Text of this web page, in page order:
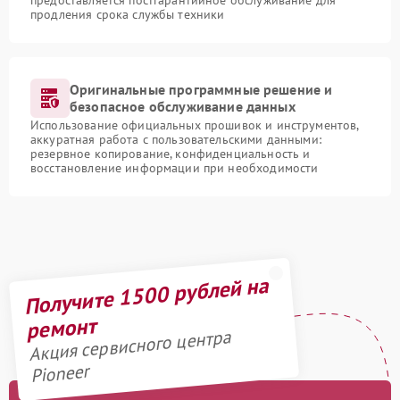
продления срока службы техники
Оригинальные программные решение и
безопасное обслуживание данных
Использование официальных прошивок и инструментов,
аккуратная работа с пользовательскими данными:
резервное копирование, конфиденциальность и
восстановление информации при необходимости
Получите 1500 рублей на
ремонт
Акция сервисного центра
Pioneer